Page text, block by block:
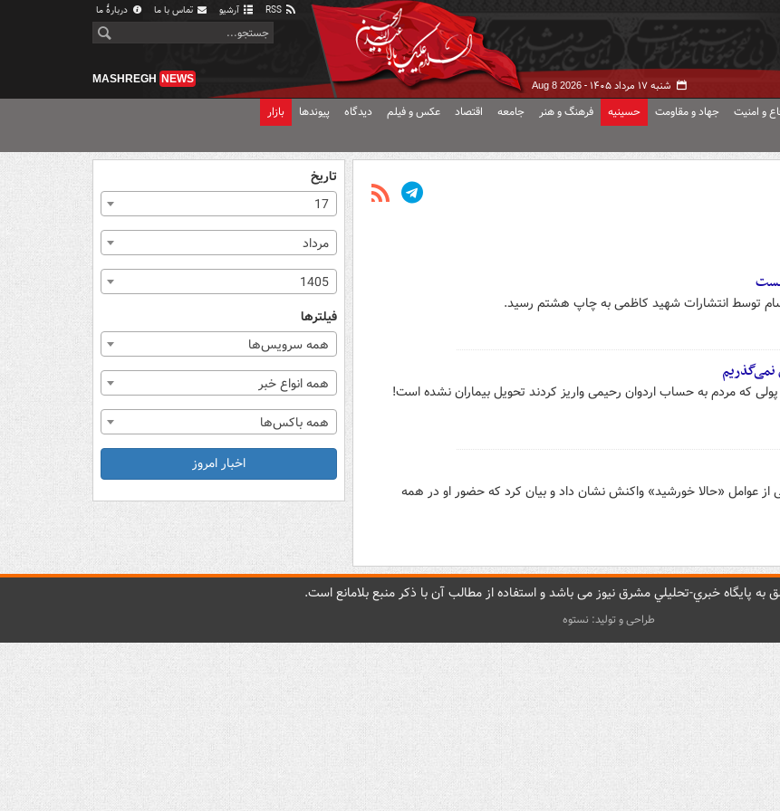
آرشیو تماس با ما دربارهٔ ما
شنبه ۱۷ مرداد ۱۴۰۵ - Aug 8 2026
MASHREGH NEWS
و امنیت جهاد و مقاومت حسینیه فرهنگ و هنر جامعه اقتصاد عکس و فیلم دیدگاه پیوندها بازار
توسط انتشارات شهید کاظمی به چاپ هشتم رسید.
نمی‌گذریم
عوامل «حالا خورشید» واکنش نشان داد و بیان کرد که حضور او در همه
تاریخ
17
مرداد
1405
فیلترها
همه سرویس‌ها
همه انواع خبر
همه باکس‌ها
اخبار امروز
پایگاه خبري-تحليلي مشرق نيوز می باشد و استفاده از مطالب آن با ذکر منبع بلامانع است.
طراحی و تولید: نستوه